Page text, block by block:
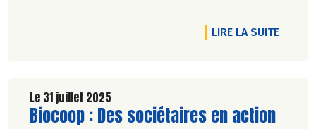
Les Êtres de la vigne, où l'on découvre des
paysans animés d'un rapport à la nature
Propos recueillis parPascale Solana.
LIRE LA SUITEDE
Le 31 juillet 2025
Lire la suite de l'article
Biocoop : Des sociétaires en action